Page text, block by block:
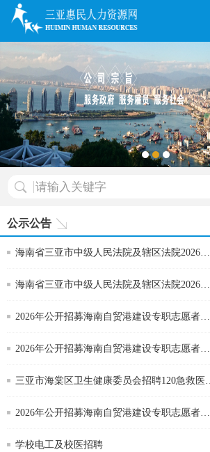
1 2 3
公示公告
海南省三亚市中级人民法院及辖区法院2026年
度公开招聘聘用制书记员 （第4号公告）
海南省三亚市中级人民法院及辖区法院2026年
度公开招聘聘用制书记员 （第2号公告）
2026年公开招募海南自贸港建设专职志愿者人
才储备库人员招聘公告（第4号）
2026年公开招募海南自贸港建设专职志愿者人
才储备库人员招聘公告（第3号）
三亚市海棠区卫生健康委员会招聘120急救医生
岗位人员成绩公示公告
2026年公开招募海南自贸港建设专职志愿者人
才储备库人员公告（第1号）
学校电工及校医招聘